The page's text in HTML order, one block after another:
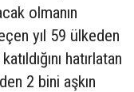
olmanın
yıl 59 ülkeden
hatırlatan
2 bini aşkın